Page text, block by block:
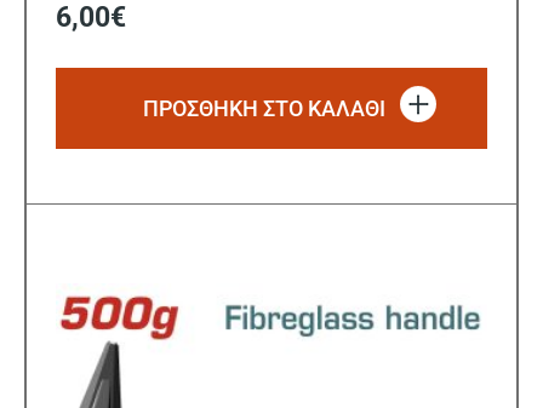
6,00€
ΠΡΟΣΘΗΚΗ ΣΤΟ ΚΑΛΑΘΙ